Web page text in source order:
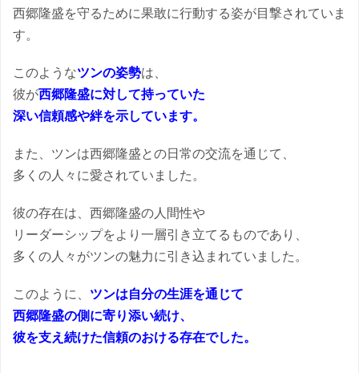
西郷隆盛を守るために果敢に行動する姿が目撃されていま
す。
このようなツンの姿勢は、
彼が西郷隆盛に対して持っていた
深い信頼感や絆を示しています。
また、ツンは西郷隆盛との日常の交流を通じて、
多くの人々に愛されていました。
彼の存在は、西郷隆盛の人間性や
リーダーシップをより一層引き立てるものであり、
多くの人々がツンの魅力に引き込まれていました。
このように、 ツンは自分の生涯を通じて
西郷隆盛の側に寄り添い続け、
彼を支え続けた信頼のおける存在でした。